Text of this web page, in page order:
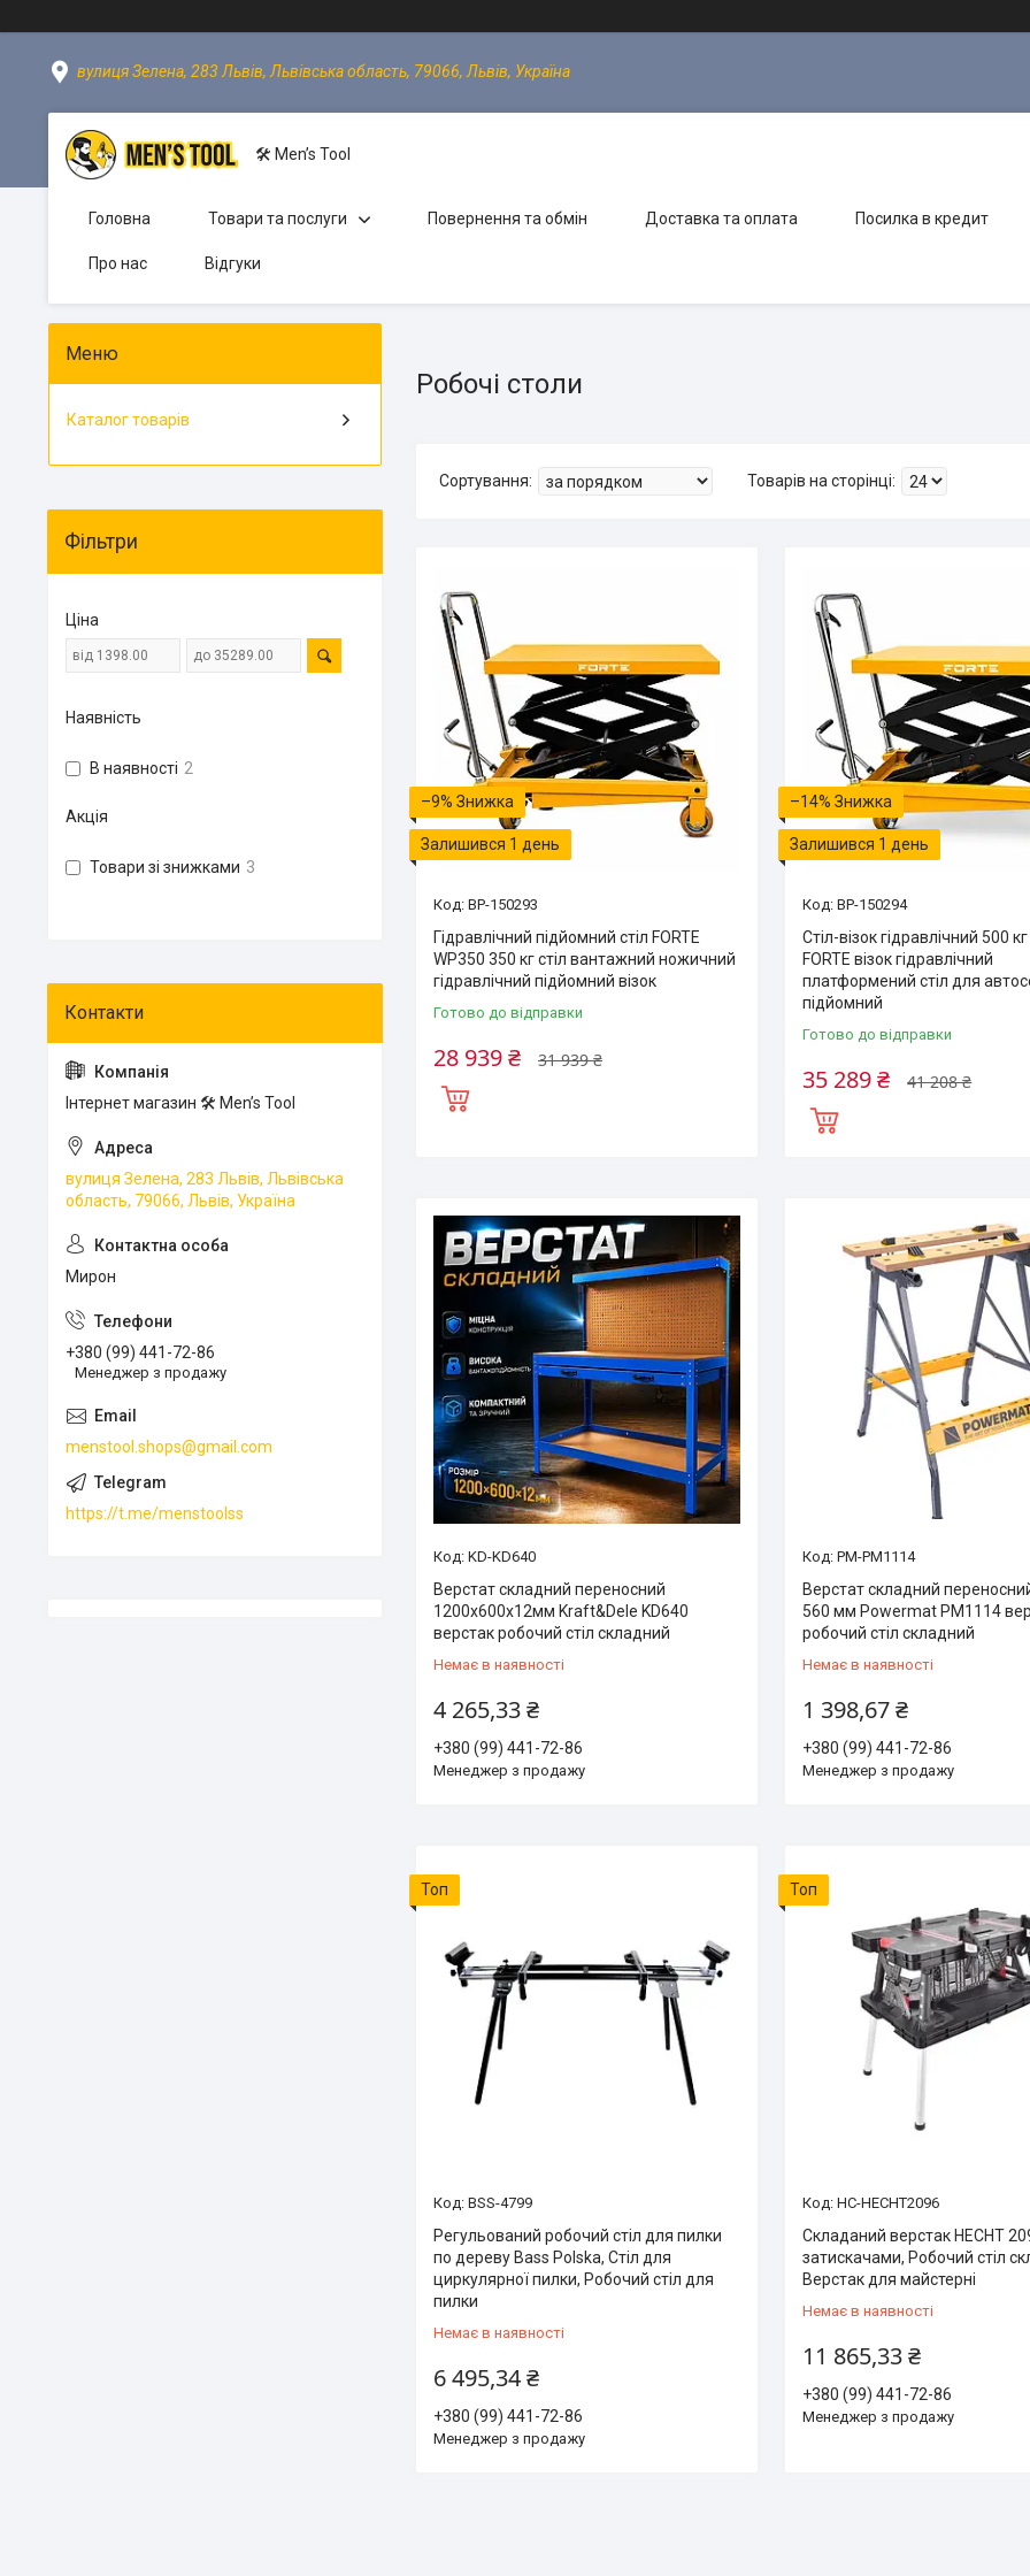
вулиця Зелена, 283 Львів, Львівська область, 79066, Львів, Україна
🛠 Men’s Tool
Головна Товари та послуги Повернення та обмін Доставка та оплата Посилка в кредит
Про нас Відгуки
Робочі столи
–9%
Залишився 1 день
BP-150293
Гідравлічний підйомний стіл FORTE
WP350 350 кг стіл вантажний ножичний
гідравлічний підйомний візок
Готово до відправки
31 939 ₴
28 939 ₴
–14%
Залишився 1 день
BP-150294
Стіл-візок гідравлічний 500
FORTE візок гідравлічний
платформений стіл для
підйомний
Готово до відправки
41 208 ₴
35 289 ₴
KD-KD640
Верстат складний переносний
1200х600х12мм Kraft&Dele KD640
верстак робочий стіл складний
Немає в наявності
4 265,33 ₴
+380 (99) 441-72-86
Менеджер з продажу
PM-PM1114
Верстат складний
560 мм Powermat PM1114
робочий стіл складний
Немає в наявності
1 398,67 ₴
+380 (99) 441-72-86
Менеджер з продажу
Топ
BSS-4799
Регульований робочий стіл для пилки
по дереву Bass Polska, Стіл для
циркулярної пилки, Робочий стіл для
пилки
Немає в наявності
6 495,34 ₴
+380 (99) 441-72-86
Менеджер з продажу
Топ
HC-HECHT2096
Складаний верстак HECHT
затискачами, Робочий стіл
Верстак для майстерні
Немає в наявності
11 865,33 ₴
+380 (99) 441-72-86
Менеджер з продажу
Каталог товарів
Фільтри
Ціна
Наявність
В наявності 2
Акція
Товари зі знижками 3
Інтернет магазин 🛠 Men’s Tool
вулиця Зелена, 283 Львів, Львівська
область, 79066, Львів, Україна
Мирон
+380 (99) 441-72-86
Менеджер з продажу
menstool.shops@gmail.com
https://t.me/menstoolss